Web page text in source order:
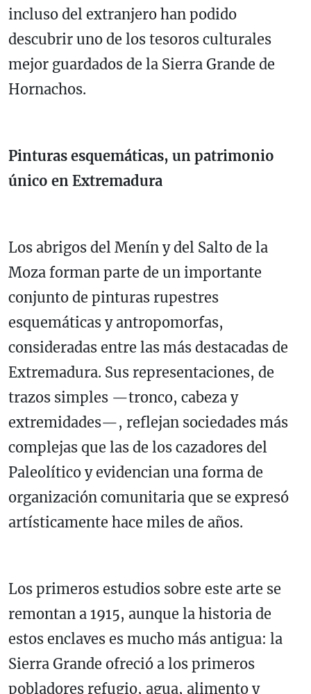
incluso del extranjero han podido
descubrir uno de los tesoros culturales
mejor guardados de la Sierra Grande de
Hornachos.
Pinturas esquemáticas, un patrimonio
único en Extremadura
Los abrigos del Menín y del Salto de la
Moza forman parte de un importante
conjunto de pinturas rupestres
esquemáticas y antropomorfas,
consideradas entre las más destacadas de
Extremadura. Sus representaciones, de
trazos simples —tronco, cabeza y
extremidades—, reflejan sociedades más
complejas que las de los cazadores del
Paleolítico y evidencian una forma de
organización comunitaria que se expresó
artísticamente hace miles de años.
Los primeros estudios sobre este arte se
remontan a 1915, aunque la historia de
estos enclaves es mucho más antigua: la
Sierra Grande ofreció a los primeros
pobladores refugio, agua, alimento y